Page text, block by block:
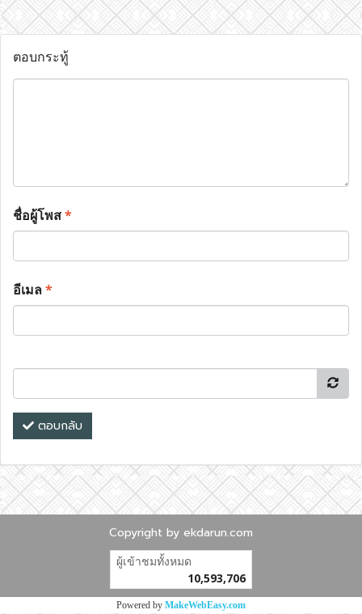
ตอบกระทู้
ชื่อผู้โพส*
อีเมล*
ตอบกลับ
Copyright by ekdarun.com
ผู้เข้าชมทั้งหมด
10,593,706
Powered by MakeWebEasy.com